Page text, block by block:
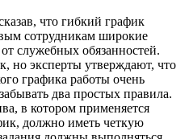
что гибкий график
сотрудникам широкие
служебных обязанностей.
но эксперты утверждают, что
графика работы очень
два простых правила.
в котором применяется
должно иметь четкую